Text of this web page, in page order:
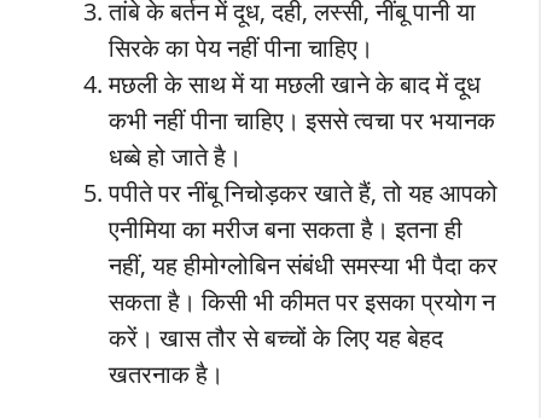
तांबे के बर्तन में दूध, दही, लस्सी, नींबू पानी या
सिरके का पेय नहीं पीना चाहिए।
मछली के साथ में या मछली खाने के बाद में दूध
कभी नहीं पीना चाहिए। इससे त्वचा पर भयानक
धब्बे हो जाते है।
पपीते पर नींबू निचोड़कर खाते हैं, तो यह आपको
एनीमिया का मरीज बना सकता है। इतना ही
नहीं, यह हीमोग्लोबिन संबंधी समस्या भी पैदा कर
सकता है। किसी भी कीमत पर इसका प्रयोग न
करें। खास तौर से बच्चों के लिए यह बेहद
खतरनाक है।